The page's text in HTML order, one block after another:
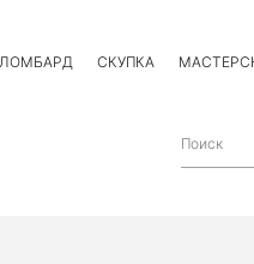
ЛОМБАРД СКУПКА